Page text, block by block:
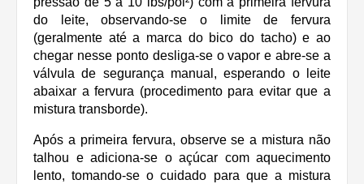
do leite, observando-se o limite de fervura
(geralmente até a marca do bico do tacho) e ao
chegar nesse ponto desliga-se o vapor e abre-se a
válvula de segurança manual, esperando o leite
abaixar a fervura (procedimento para evitar que a
mistura transborde).
Após a primeira fervura, observe se a mistura não
talhou e adiciona-se o açúcar com aquecimento
lento, tomando-se o cuidado para que a mistura